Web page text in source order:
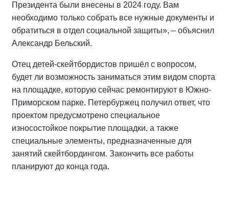
Президента были внесены в 2024 году. Вам
необходимо только собрать все нужные документы и
обратиться в отдел социальной защиты», – объяснил
Александр Бельский.
Отец детей-скейтбордистов пришёл с вопросом,
будет ли возможность заниматься этим видом спорта
на площадке, которую сейчас ремонтируют в Южно-
Приморском парке. Петербуржец получил ответ, что
проектом предусмотрено специальное
износостойкое покрытие площадки, а также
специальные элементы, предназначенные для
занятий скейтбордингом. Закончить все работы
планируют до конца года.